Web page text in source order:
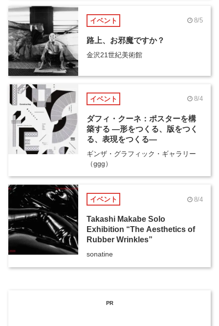
イベント 8/5
路上、お邪魔ですか？
金沢21世紀美術館
イベント 8/4
ダフィ・クーネ：ポスターを構
築する ―形をつくる、版をつく
る、表現をつくる―
ギンザ・グラフィック・ギャラリー
（ggg）
イベント 8/4
Takashi Makabe Solo
Exhibition “The Aesthetics of
Rubber Wrinkles”
sonatine
PR